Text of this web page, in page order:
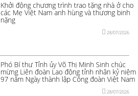
Khởi động chương trình trao tặng nhà ở cho
các Mẹ Việt Nam anh hùng và thương binh
nặng
28/07/2026
Phó Bí thư Tỉnh ủy Võ Thị Minh Sinh chúc
mừng Liên đoàn Lao động tỉnh nhân kỷ niệm
97 năm Ngày thành lập Công đoàn Việt Nam
28/07/2026